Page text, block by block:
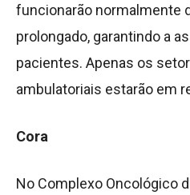
funcionarão normalmente
prolongado, garantindo a
pacientes. Apenas os
ambulatoriais estarão em
Cora
No Complexo Oncológico